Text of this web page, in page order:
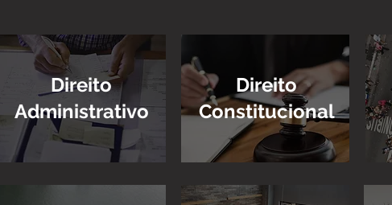
Direito
Administrativo
Direito
Constitucional